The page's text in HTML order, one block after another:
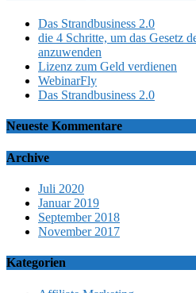
Das Strandbusiness 2.0
die 4 Schritte, um das Gesetz
anzuwenden
Lizenz zum Geld verdienen
WebinarFly
Das Strandbusiness 2.0
Neueste Kommentare
Archive
Juli 2020
Januar 2019
September 2018
November 2017
Kategorien